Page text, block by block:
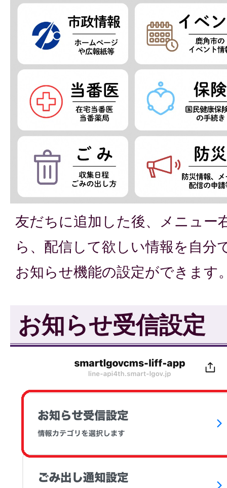
友だちに追加した後、メニュー
ら、配信して欲しい情報を自分
お知らせ機能の設定ができます
お知らせ受信設定